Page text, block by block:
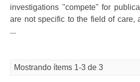
investigations "compete" for
are not specific to the field of care,
...
Mostrando ítems 1-3 de 3